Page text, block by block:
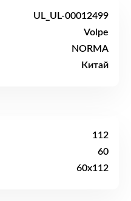
UL_UL-00012499
Volpe
NORMA
Китай
112
60
60x112